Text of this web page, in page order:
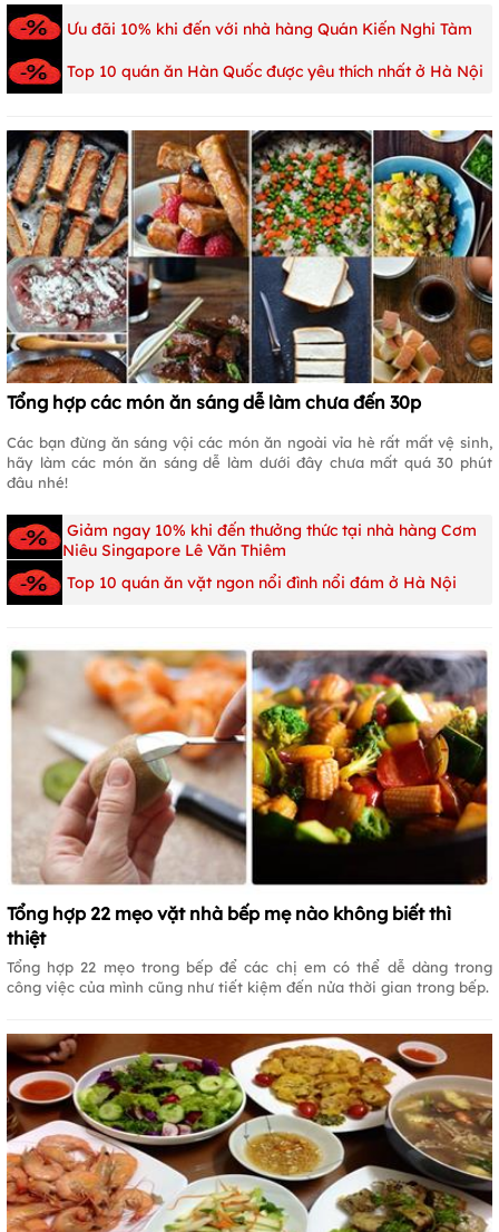
Ưu đãi 10% khi đến với nhà hàng Quán Kiến Nghi Tàm
Top 10 quán ăn Hàn Quốc được yêu thích nhất ở Hà Nội
Tổng hợp các món ăn sáng dễ làm chưa đến 30p
Các bạn đừng ăn sáng vội các món ăn ngoài vỉa hè rất mất vệ sinh,
hãy làm các món ăn sáng dễ làm dưới đây chưa mất quá 30 phút
đâu nhé!
Giảm ngay 10% khi đến thưởng thức tại nhà hàng Cơm
Niêu Singapore Lê Văn Thiêm
Top 10 quán ăn vặt ngon nổi đình nổi đám ở Hà Nội
Tổng hợp 22 mẹo vặt nhà bếp mẹ nào không biết thì
thiệt
Tổng hợp 22 mẹo trong bếp để các chị em có thể dễ dàng trong
công việc của mình cũng như tiết kiệm đến nửa thời gian trong bếp.